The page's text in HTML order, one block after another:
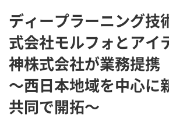
ディープラーニング技
式会社モルフォとアイ
神株式会社が業務提携
～西日本地域を中心に
共同で開拓～